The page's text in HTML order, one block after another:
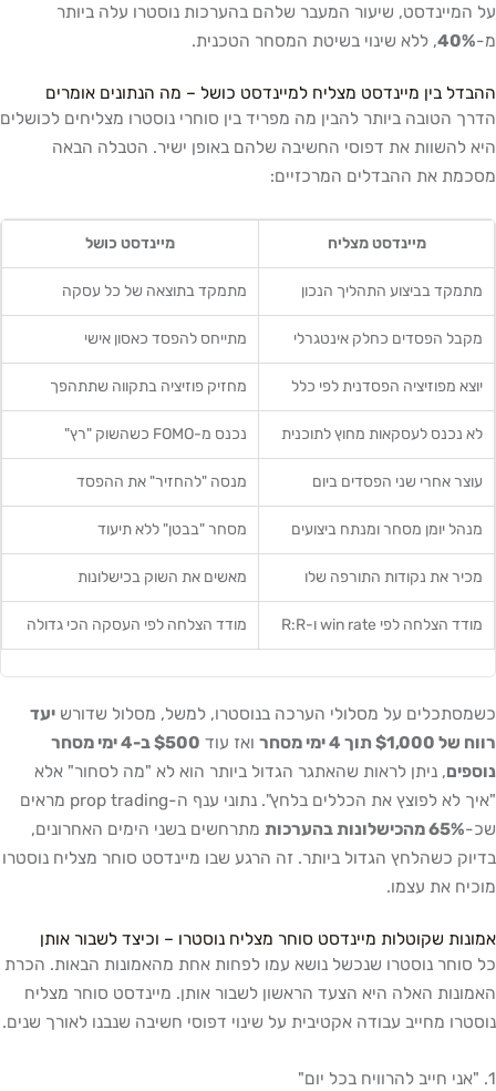
על המיינדסט, שיעור המעבר שלהם בהערכות נוסטרו עלה ביותר
מ-40%, ללא שינוי בשיטת המסחר הטכנית.
ההבדל בין מיינדסט מצליח למיינדסט כושל – מה הנתונים אומרים
הדרך הטובה ביותר להבין מה מפריד בין סוחרי נוסטרו מצליחים לכושלים
היא להשוות את דפוסי החשיבה שלהם באופן ישיר. הטבלה הבאה
מסכמת את ההבדלים המרכזיים:
מיינדסט מצליח מיינדסט כושל
מתמקד בביצוע התהליך הנכון מתמקד בתוצאה של כל עסקה
מקבל הפסדים כחלק אינטגרלי מתייחס להפסד כאסון אישי
יוצא מפוזיציה הפסדנית לפי כלל מחזיק פוזיציה בתקווה שתתהפך
לא נכנס לעסקאות מחוץ לתוכנית נכנס מ-FOMO כשהשוק "רץ"
עוצר אחרי שני הפסדים ביום מנסה "להחזיר" את ההפסד
מנהל יומן מסחר ומנתח ביצועים מסחר "בבטן" ללא תיעוד
מכיר את נקודות התורפה שלו מאשים את השוק בכישלונות
מודד הצלחה לפי win rate ו-R:R מודד הצלחה לפי העסקה הכי גדולה
כשמסתכלים על מסלולי הערכה בנוסטרו, למשל, מסלול שדורש יעד
רווח של $1,000 תוך 4 ימי מסחר
ואז עוד
$500 ב-4 ימי מסחר
נוספים, ניתן לראות שהאתגר הגדול ביותר הוא לא "מה לסחור" אלא
"איך לא לפוצץ את הכללים בלחץ". נתוני ענף ה-prop trading מראים
שכ-65% מהכישלונות בהערכות
מתרחשים בשני הימים האחרונים,
בדיוק כשהלחץ הגדול ביותר. זה הרגע שבו מיינדסט סוחר מצליח נוסטרו
מוכיח את עצמו.
אמונות שקוטלות מיינדסט סוחר מצליח נוסטרו – וכיצד לשבור אותן
כל סוחר נוסטרו שנכשל נושא עמו לפחות אחת מהאמונות הבאות. הכרת
האמונות האלה היא הצעד הראשון לשבור אותן. מיינדסט סוחר מצליח
נוסטרו מחייב עבודה אקטיבית על שינוי דפוסי חשיבה שנבנו לאורך שנים.
1. "אני חייב להרוויח בכל יום"